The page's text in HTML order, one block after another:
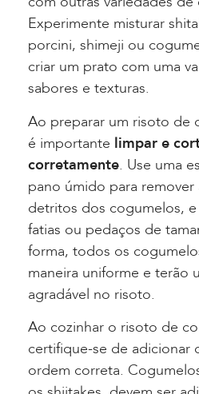
Experimente misturar
porcini, shimeji ou
criar um prato com uma
sabores e texturas.
Ao preparar um risoto de
é importante limpar e
corretamente. Use uma
pano úmido para remover
detritos dos cogumelos,
fatias ou pedaços de
forma, todos os
maneira uniforme e terão
agradável no risoto.
Ao cozinhar o risoto de
certifique-se de adicionar
ordem correta.